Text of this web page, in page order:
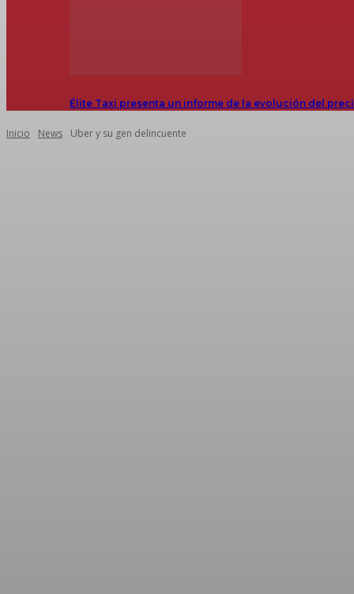
Élite Taxi presenta un informe de la evolución del
Inicio News Uber y su gen delincuente